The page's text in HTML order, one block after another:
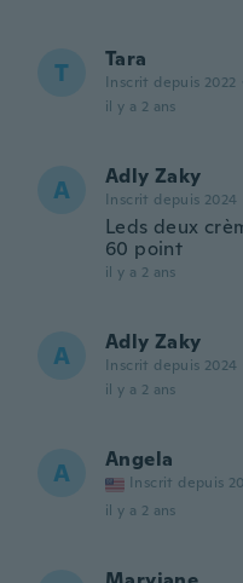
T Tara
Inscrit depuis 2022
il y a 2 ans
A Adly Zaky
Inscrit depuis 2024
Leds deux
60 point
il y a 2 ans
A Adly Zaky
Inscrit depuis 2024
il y a 2 ans
A Angela
Inscrit depuis
il y a 2 ans